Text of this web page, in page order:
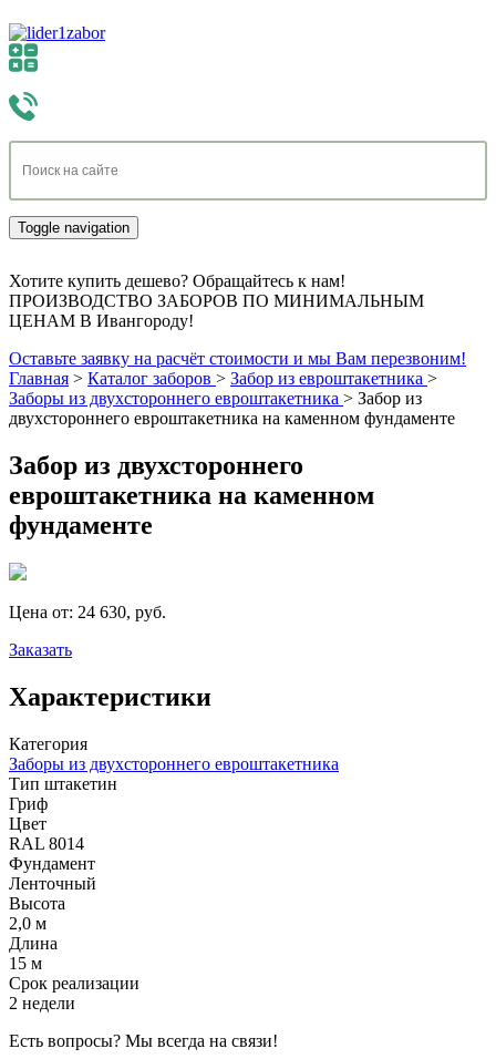
Toggle navigation
Хотите купить дешево? Обращайтесь к нам!
ПРОИЗВОДСТВО ЗАБОРОВ ПО МИНИМАЛЬНЫМ
ЦЕНАМ В Ивангороду!
Оставьте заявку на расчёт стоимости и мы Вам перезвоним!
Главная > Каталог заборов > Забор из евроштакетника >
Заборы из двухстороннего евроштакетника > Забор из
двухстороннего евроштакетника на каменном фундаменте
Забор из двухстороннего
евроштакетника на каменном
фундаменте
Цена от: 24 630, руб.
Заказать
Характеристики
Категория
Заборы из двухстороннего евроштакетника
Тип штакетин
Гриф
Цвет
RAL 8014
Фундамент
Ленточный
Высота
2,0 м
Длина
15 м
Срок реализации
2 недели
Есть вопросы? Мы всегда на связи!